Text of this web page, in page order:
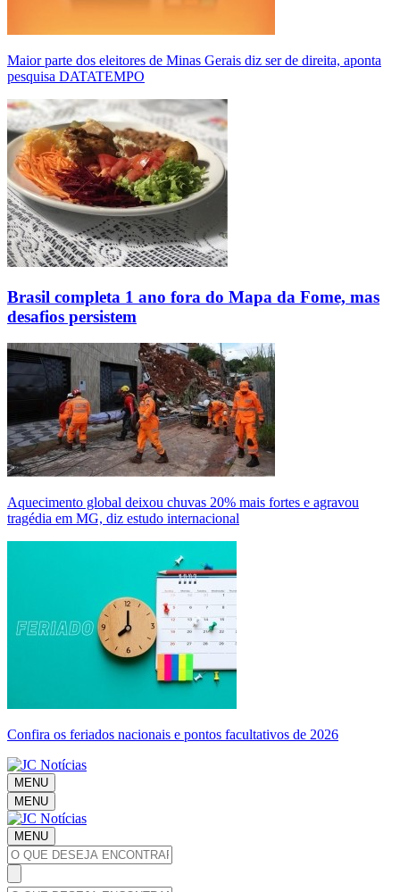
Maior parte dos eleitores de Minas Gerais diz ser de direita, aponta
pesquisa DATATEMPO
Brasil completa 1 ano fora do Mapa da Fome, mas
desafios persistem
Aquecimento global deixou chuvas 20% mais fortes e agravou
tragédia em MG, diz estudo internacional
Confira os feriados nacionais e pontos facultativos de 2026
MENU
MENU
MENU